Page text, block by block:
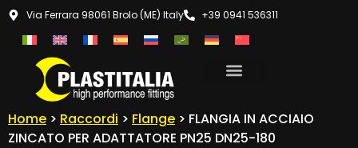
Via Ferrara 98061 Brolo (ME) Italy +39 0941 536311
Home > Raccordi > Flange > FLANGIA IN ACCIAIO
ZINCATO PER ADATTATORE PN25 DN25-180